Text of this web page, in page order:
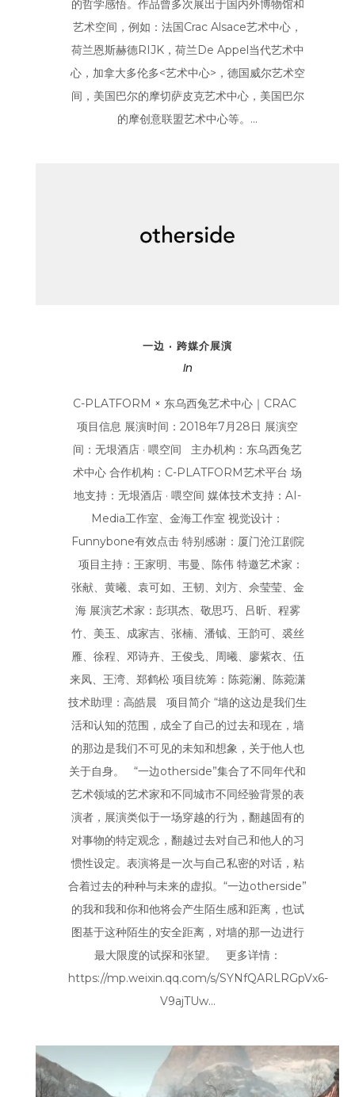
的哲学感悟。作品曾多次展出于国内外博物馆和
艺术空间，例如：法国Crac Alsace艺术中心，
荷兰恩斯赫德RIJK，荷兰De Appel当代艺术中
心，加拿大多伦多<艺术中心>，德国威尔艺术空
间，美国巴尔的摩切萨皮克艺术中心，美国巴尔
的摩创意联盟艺术中心等。...
一边 · 跨媒介展演
In
C-PLATFORM × 东乌西兔艺术中心｜CRAC
项目信息 展演时间：2018年7月28日 展演空
间：无垠酒店 · 喂空间 主办机构：东乌西兔艺
术中心 合作机构：C-PLATFORM艺术平台 场
地支持：无垠酒店 · 喂空间 媒体技术支持：AI-
Media工作室、金海工作室 视觉设计：
Funnybone有效点击 特别感谢：厦门沧江剧院
项目主持：王家明、韦曼、陈伟 特邀艺术家：
张献、黄曦、袁可如、王韧、刘方、佘莹莹、金
海 展演艺术家：彭琪杰、敬思巧、吕昕、程雾
竹、美玉、成家吉、张楠、潘钺、王韵可、裘丝
雁、徐程、邓诗卉、王俊戋、周曦、廖紫衣、伍
来凤、王湾、郑鹤松 项目统筹：陈菀澜、陈菀潇
技术助理：高皓晨 项目简介 “墙的这边是我们生
活和认知的范围，成全了自己的过去和现在，墙
的那边是我们不可见的未知和想象，关于他人也
关于自身。 “一边otherside”集合了不同年代和
艺术领域的艺术家和不同城市不同经验背景的表
演者，展演类似于一场穿越的行为，翻越固有的
对事物的特定观念，翻越过去对自己和他人的习
惯性设定。表演将是一次与自己私密的对话，粘
合着过去的种种与未来的虚拟。“一边otherside”
的我和我和你和他将会产生陌生感和距离，也试
图基于这种陌生的安全距离，对墙的那一边进行
最大限度的试探和张望。 更多详情：
https://mp.weixin.qq.com/s/SYNfQARLRGpVx6-
V9ajTUw...